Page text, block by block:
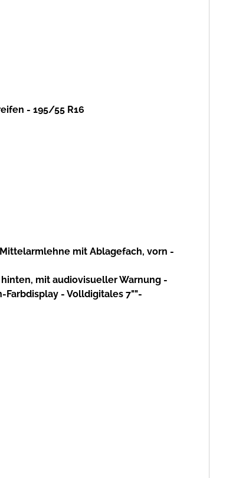
- 195/55 R16
mit Ablagefach, vorn -
mit audiovisueller Warnung -
- Volldigitales 7""-